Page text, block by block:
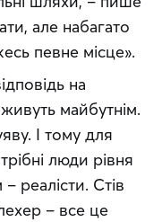
але набагато
певне місце».
на
майбутнім.
І тому для
люди рівня
реалісти. Стів
– все це